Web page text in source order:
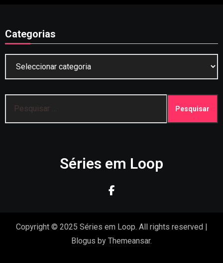
Categorias
por:
Séries em Loop
Copyright © 2025 Séries em Loop. All rights reserved |
Blogus by Themeansar.